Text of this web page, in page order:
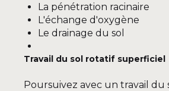
La pénétration racinaire
L'échange d'oxygène
Le drainage du sol
Travail du sol rotatif superficiel
Poursuivez avec un travail